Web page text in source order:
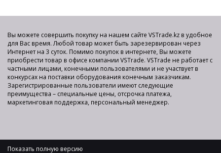
Вы можете совершить покупку на нашем сайте VSTrade.kz в удобное
для Вас время. Любой товар может быть зарезервирован через
Интернет на 3 суток. Помимо покупок в интернете, Вы можете
приобрести товар в офисе компании VSTrade. VSTrade не работает с
частными лицами, конечными пользователями и не участвует в
конкурсах на поставки оборудования конечным заказчикам.
Зарегистрированные пользователи имеют следующие
преимущества – специальные цены, отсрочка платежа,
маркетинговая поддержка, персональный менеджер.
Показать полную версию